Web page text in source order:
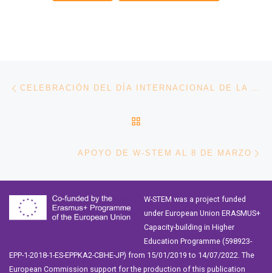
Navegación de entradas CELEBRACIÓN DEL DÍA INTERNACIONAL DE LA MUJER EN LA UTB
APOYO DE W-STEM AL 8 DE MARZO
W-STEM was a project funded
under European Union ERASMUS+
Capacity-building in Higher
Education Programme (598923-
EPP-1-2018-1-ES-EPPKA2-CBHE-JP) from 15/01/2019 to 14/07/2022. The
European Commission support for the production of this publication